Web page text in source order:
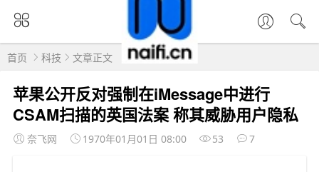
首页 科技 文章正文
苹果公开反对强制在iMessage中进行
CSAM扫描的英国法案 称其威胁用户隐私
奈飞网 1970年01月01日 08:00 53 7